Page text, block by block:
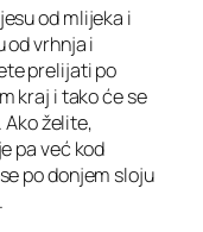
od mlijeka i
od vrhnja i
prelijati po
kraj i tako će se
želite,
pa već kod
po donjem sloju